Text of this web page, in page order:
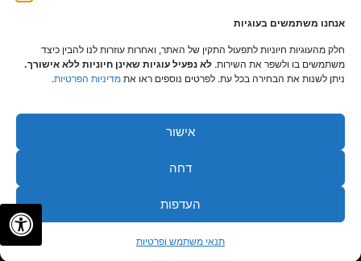
אנחנו משתמשים בעוגיות
חלק מהעוגיות חיוניות לתפעול התקין של האתר, ואחרות עוזרות לנו להבין כיצד
משתמשים בו ולשפר את השירות. לא נפעיל עוגיות שאינן חיוניות ללא אישורך.
ניתן לשנות את הבחירה בכל עת. לפרטים נוספים ראו את מדיניות הפרטיות.
אישור
דחה
העדפות
תנאי משתמש ופרטיות
כל הזכויות שמורות – קלייר |
תקנון ומידניות
פרטיות
✦לתיאום פגישה✦